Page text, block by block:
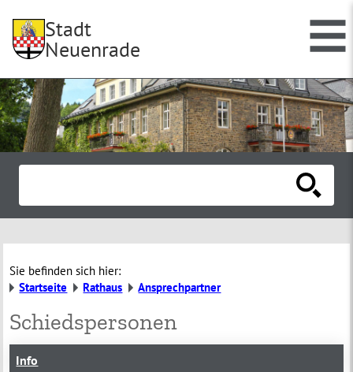
Stadt
Neuenrade
Sie befinden sich hier:
Startseite
Rathaus Ansprechpartner
Schiedspersonen
Info